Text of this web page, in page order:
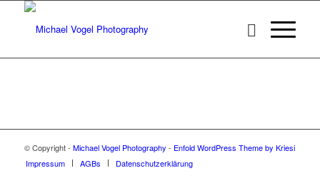
© Copyright - Michael Vogel Photography - Enfold WordPress Theme by Kriesi
Impressum
AGBs Datenschutzerklärung